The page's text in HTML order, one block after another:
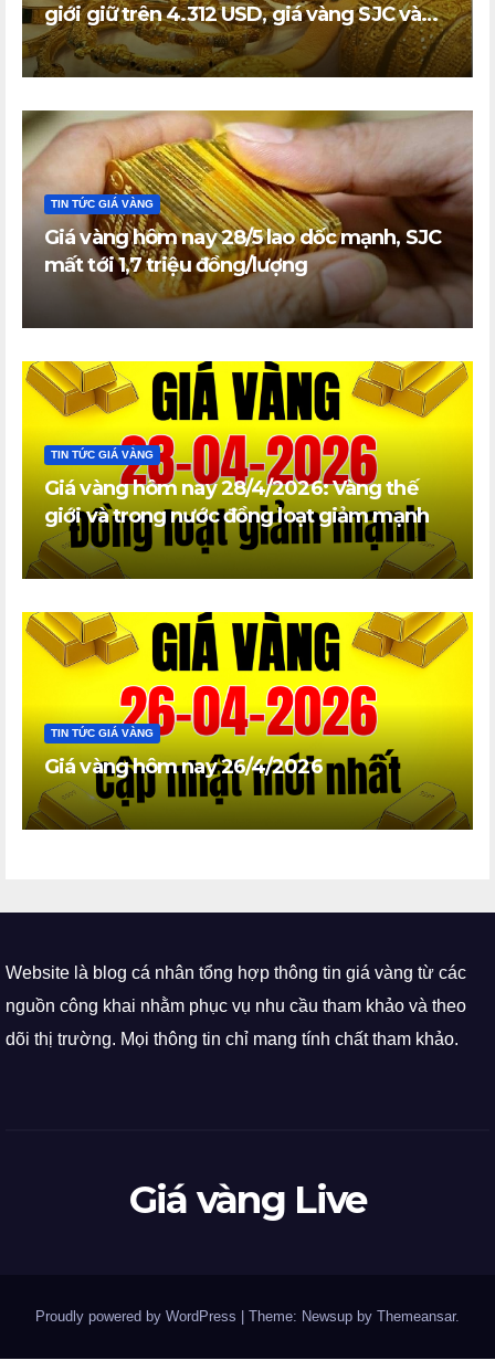
giới giữ trên 4.312 USD, giá vàng SJC và
vàng nhẫn trong nước đi ngang
TIN TỨC GIÁ VÀNG
Giá vàng hôm nay 28/5 lao dốc mạnh, SJC
mất tới 1,7 triệu đồng/lượng
TIN TỨC GIÁ VÀNG
Giá vàng hôm nay 28/4/2026: Vàng thế
giới và trong nước đồng loạt giảm mạnh
TIN TỨC GIÁ VÀNG
Giá vàng hôm nay 26/4/2026
Website là blog cá nhân tổng hợp thông tin giá vàng từ các
nguồn công khai nhằm phục vụ nhu cầu tham khảo và theo
dõi thị trường. Mọi thông tin chỉ mang tính chất tham khảo.
Giá vàng Live
Proudly powered by WordPress Theme: Newsup by Themeansar.